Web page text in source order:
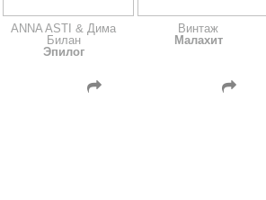
ANNA ASTI & Дима
Билан
Эпилог
Винтаж
Малахит